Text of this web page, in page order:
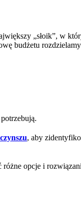
„słoik”, w
budżetu rozdzielamy
, aby
opcje i